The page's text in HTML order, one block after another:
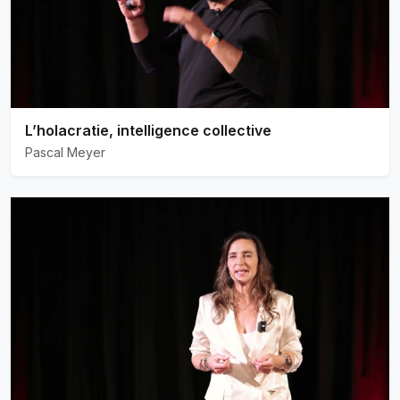
L’holacratie, intelligence collective
Pascal Meyer